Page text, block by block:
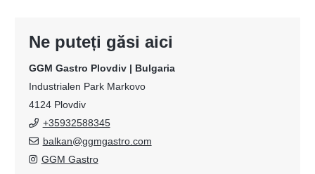
Ne puteți găsi aici
GGM Gastro Plovdiv | Bulgaria
Industrialen Park Markovo
4124 Plovdiv
+35932588345
balkan@ggmgastro.com
GGM Gastro